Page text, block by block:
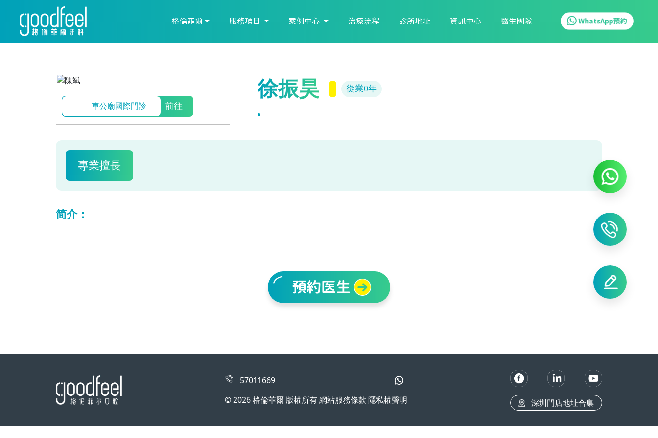
格倫菲爾 服務項目 案例中心 治療流程 診所地址 資訊中心 醫生團隊 WhatsApp預約
車公廟國際門診 前往
徐振昊 從業0年
專業擅長
简介：
預約医生
57011669
© 2026 格倫菲爾 版權所有 網站服務條款 隱私權聲明
深圳門店地址合集